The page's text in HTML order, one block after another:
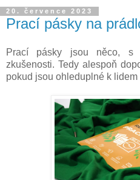
20. července 2023
Prací pásky na
Prací pásky jsou něco, s
zkušenosti. Tedy alespoň
pokud jsou ohleduplné k